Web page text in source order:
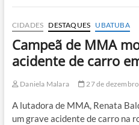
CIDADES DESTAQUES UBATUBA
Campeã de MMA
acidente de carro
Daniela Malara 27 de
A lutadora de MMA, Renata
um grave acidente de carro na